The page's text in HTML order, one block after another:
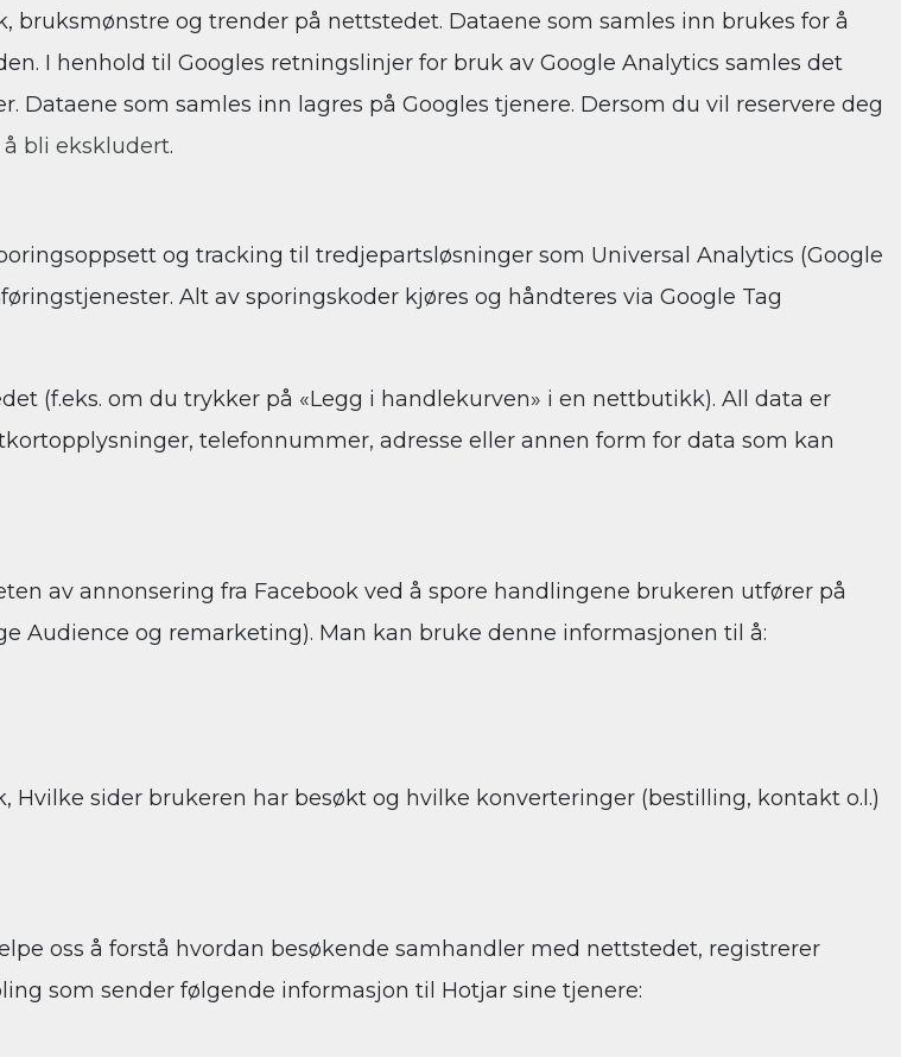
bruksmønstre og trender på nettstedet. Dataene som samles inn brukes for å
I henhold til Googles retningslinjer for bruk av Google Analytics samles det
som samles inn lagres på Googles tjenere. Dersom du vil reservere deg
å bli ekskludert.
og tracking til tredjepartsløsninger som Universal Analytics (Google
Alt av sporingskoder kjøres og håndteres via Google Tag
(f.eks. om du trykker på «Legg i handlekurven» i en nettbutikk). All data er
telefonnummer, adresse eller annen form for data som kan
av annonsering fra Facebook ved å spore handlingene brukeren utfører på
Audience og remarketing). Man kan bruke denne informasjonen til å:
Hvilke sider brukeren har besøkt og hvilke konverteringer (bestilling, kontakt o.l.)
oss å forstå hvordan besøkende samhandler med nettstedet, registrerer
som sender følgende informasjon til Hotjar sine tjenere: